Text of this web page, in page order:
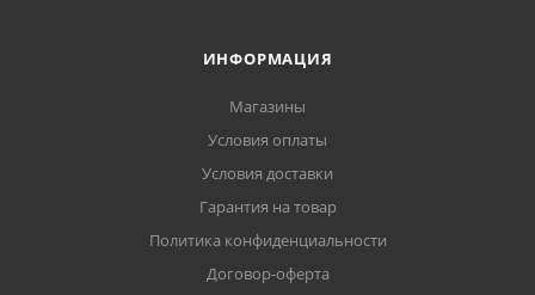
ИНФОРМАЦИЯ
Магазины
Условия оплаты
Условия доставки
Гарантия на товар
Политика конфиденциальности
Договор-оферта